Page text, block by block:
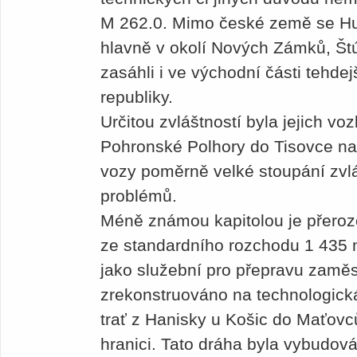
M 262.0. Mimo české země se
hlavně v okolí Nových Zámků,
zasáhli i ve východní části
republiky.
Určitou zvláštností byla jejich
Pohronské Polhory do Tisovce
vozy poměrně velké stoupání
problémů.
Méně známou kapitolou je
ze standardního rozchodu 1 435
jako služební pro přepravu
zrekonstruováno na
trať z Hanisky u Košic do
hranici. Tato dráha byla